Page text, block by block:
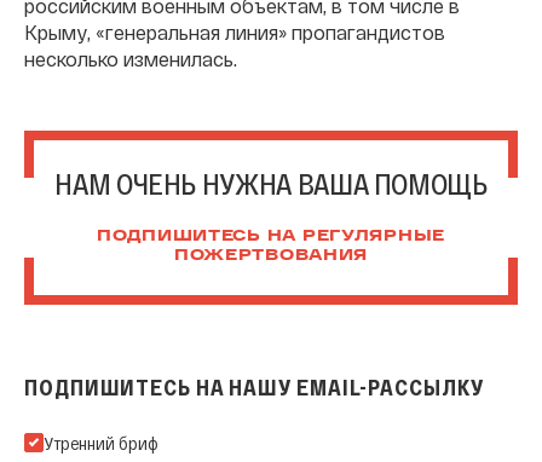
российским военным объектам, в том числе в
Крыму, «генеральная линия» пропагандистов
несколько изменилась.
НАМ ОЧЕНЬ НУЖНА ВАША ПОМОЩЬ
ПОДПИШИТЕСЬ НА РЕГУЛЯРНЫЕ
ПОЖЕРТВОВАНИЯ
ПОДПИШИТЕСЬ НА НАШУ EMAIL-РАССЫЛКУ
Подпишитесь на нашу Email-рассылку
Утренний бриф